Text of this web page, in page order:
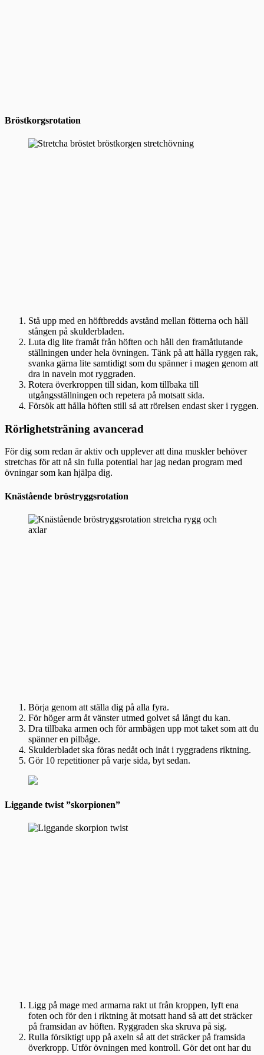
Bröstkorgsrotation
Stå upp med en höftbredds avstånd mellan fötterna och håll
stången på skulderbladen.
Luta dig lite framåt från höften och håll den framåtlutande
ställningen under hela övningen. Tänk på att hålla ryggen rak,
svanka gärna lite samtidigt som du spänner i magen genom att
dra in naveln mot ryggraden.
Rotera överkroppen till sidan, kom tillbaka till
utgångsställningen och repetera på motsatt sida.
Försök att hålla höften still så att rörelsen endast sker i ryggen.
Rörlighetsträning avancerad
För dig som redan är aktiv och upplever att dina muskler behöver
stretchas för att nå sin fulla potential har jag nedan program med
övningar som kan hjälpa dig.
Knästående bröstryggsrotation
Börja genom att ställa dig på alla fyra.
För höger arm åt vänster utmed golvet så långt du kan.
Dra tillbaka armen och för armbågen upp mot taket som att du
spänner en pilbåge.
Skulderbladet ska föras nedåt och inåt i ryggradens riktning.
Gör 10 repetitioner på varje sida, byt sedan.
Liggande twist ”skorpionen”
Ligg på mage med armarna rakt ut från kroppen, lyft ena
foten och för den i riktning åt motsatt hand så att det sträcker
på framsidan av höften. Ryggraden ska skruva på sig.
Rulla försiktigt upp på axeln så att det sträcker på framsida
överkropp. Utför övningen med kontroll. Gör det ont har du